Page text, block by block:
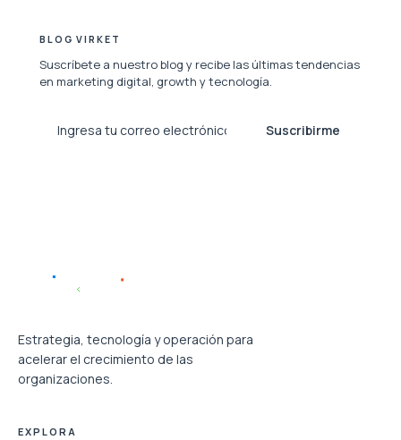
BLOG VIRKET
Suscríbete a nuestro blog y recibe las últimas tendencias
en marketing digital, growth y tecnología.
Suscribirme
Estrategia, tecnología y operación para
acelerar el crecimiento de las
organizaciones.
EXPLORA